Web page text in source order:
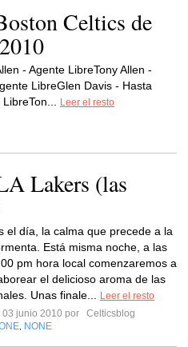
Celtics de
- Agente LibreTony Allen -
LibreGlen Davis - Hasta
Leer el resto
Lakers (las
el día, la calma que precede a la
Está misma noche, a las
pm hora local comenzaremos a
el delicioso aroma de las
Unas finale...
Leer el resto
03 junio 2010 por
Celticsblog
NONE